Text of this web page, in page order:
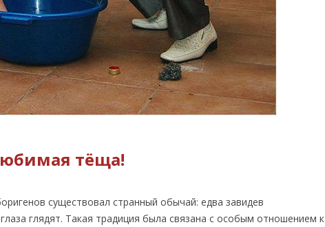
тёща!
существовал странный обычай: едва завидев
глядят. Такая традиция была связана с особым отношением к